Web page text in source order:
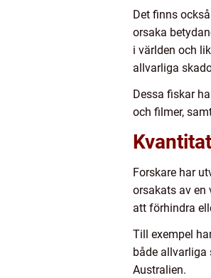
Det finns
orsaka
i världen och
allvarliga
Dessa fiskar
och filmer,
Forskare har
orsakats av en
att förhindra
Till exempel
både
Australien.